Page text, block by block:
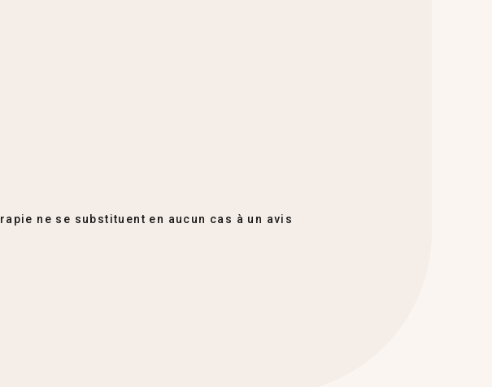
ne se substituent en aucun cas à un avis